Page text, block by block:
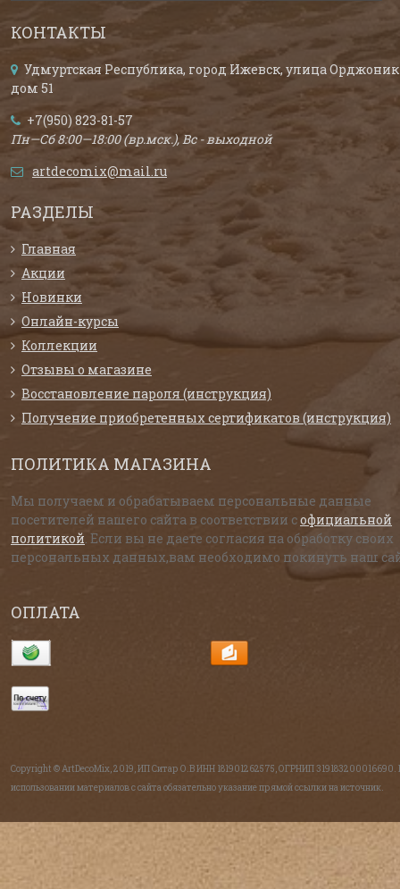
КОНТАКТЫ
Удмуртская Республика, город Ижевск, улица
дом 51
+7(950) 823-81-57
Пн—Сб 8:00—18:00 (вр.мск.), Вс - выходной
artdecomix@mail.ru
РАЗДЕЛЫ
Главная
Акции
Новинки
Онлайн-курсы
Коллекции
Отзывы о магазине
Восстановление пароля (инструкция)
Получение приобретенных сертификатов (инструкция)
ПОЛИТИКА МАГАЗИНА
Мы получаем и обрабатываем персональные данные
посетителей нашего сайта в соответствии софициальной
политикой . Если вы не даете согласия на обработку своих
персональных данных,вам необходимо покинуть наш
ОПЛАТА
Copyright © ArtDecoMix, 2019, ИП Ситар О.В ИНН 181901262575, ОГРНИП 319183200016690.
использовании материалов с сайта обязательно указание прямой ссылки на источник.